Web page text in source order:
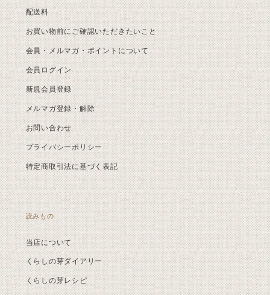
配送料
お買い物前にご確認いただきたいこと
会員・メルマガ・ポイントについて
会員ログイン
新規会員登録
メルマガ登録・解除
お問い合わせ
プライバシーポリシー
特定商取引法に基づく表記
読みもの
当店について
くらしの芽ダイアリー
くらしの芽レシピ